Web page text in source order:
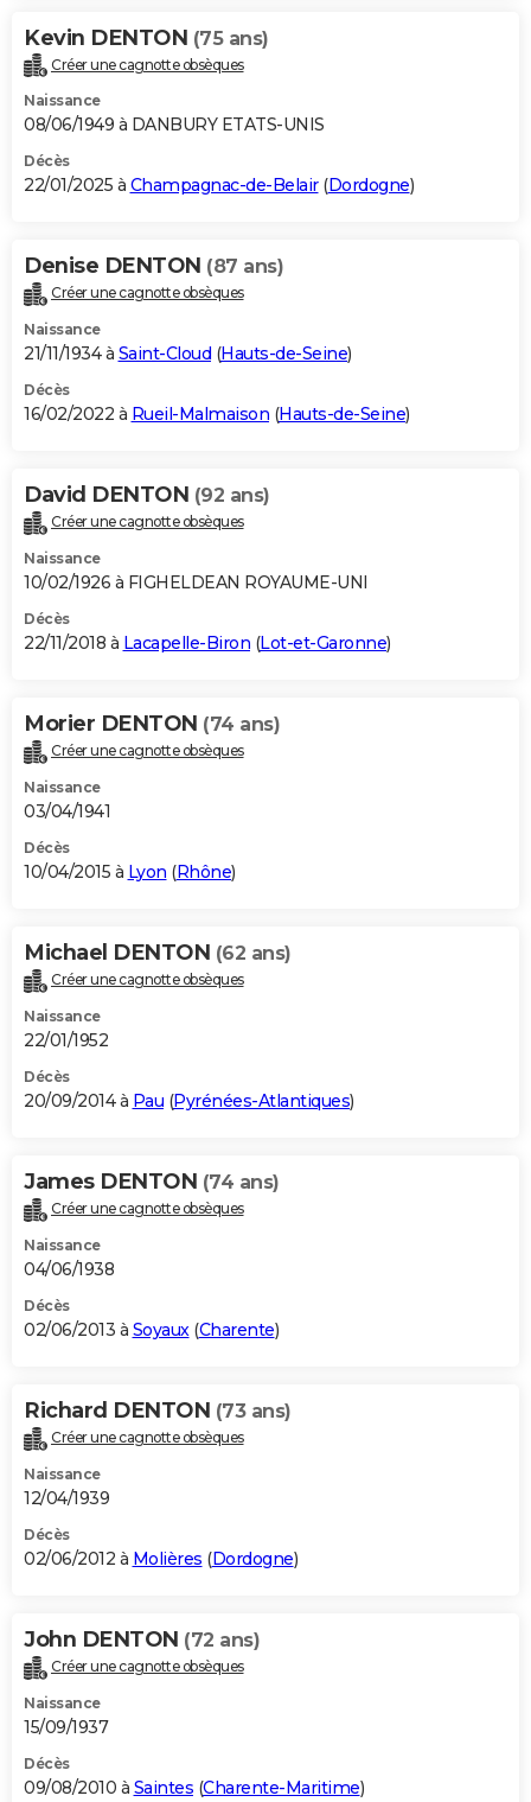
Kevin DENTON (75 ans)
Créer une cagnotte obsèques
Naissance
08/06/1949 à DANBURY ETATS-UNIS
Décès
22/01/2025 à Champagnac-de-Belair(Dordogne)
Denise DENTON (87 ans)
Créer une cagnotte obsèques
Naissance
21/11/1934 à Saint-Cloud (Hauts-de-Seine)
Décès
16/02/2022 à Rueil-Malmaison (Hauts-de-Seine)
David DENTON (92 ans)
Créer une cagnotte obsèques
Naissance
10/02/1926 à FIGHELDEAN ROYAUME-UNI
Décès
22/11/2018 à Lacapelle-Biron (Lot-et-Garonne)
Morier DENTON (74 ans)
Créer une cagnotte obsèques
Naissance
03/04/1941
Décès
10/04/2015 à Lyon (Rhône)
Michael DENTON (62 ans)
Créer une cagnotte obsèques
Naissance
22/01/1952
Décès
20/09/2014 à Pau (Pyrénées-Atlantiques)
James DENTON (74 ans)
Créer une cagnotte obsèques
Naissance
04/06/1938
Décès
02/06/2013 à Soyaux(Charente)
Richard DENTON (73 ans)
Créer une cagnotte obsèques
Naissance
12/04/1939
Décès
02/06/2012 à Molières (Dordogne)
John DENTON (72 ans)
Créer une cagnotte obsèques
Naissance
15/09/1937
Décès
09/08/2010 à Saintes (Charente-Maritime)